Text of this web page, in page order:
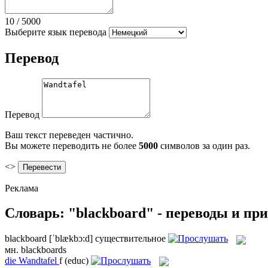
10 / 5000
Выберите язык перевода
Перевод
Перевод
Ваш текст переведен частично.
Вы можете переводить не более 5000 символов за один раз.
<>
Реклама
Словарь: "blackboard" - переводы и
blackboard [ˈblækbɔ:d] существительное
мн. blackboards
die Wandtafel f (educ)